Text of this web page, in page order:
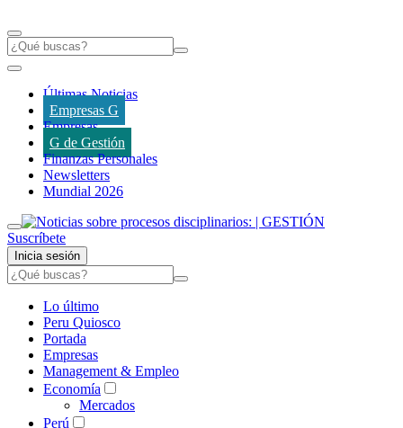
Últimas Noticias
Empresas G
Empresas
G de Gestión
Finanzas Personales
Newsletters
Mundial 2026
Suscríbete
Inicia sesión
Lo último
Peru Quiosco
Portada
Empresas
Management & Empleo
Economía
Mercados
Perú